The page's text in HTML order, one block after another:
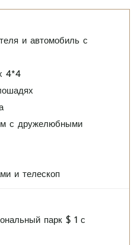
и автомобиль с
4*4
с дружелюбными
и телескоп
парк $ 1 с